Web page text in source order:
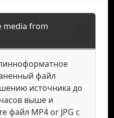
media from
файл
источника до
выше и
файл MP4 or JPG с